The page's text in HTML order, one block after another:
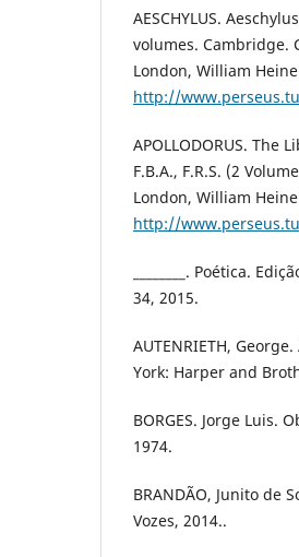
AESCHYLUS.
volumes. Cambridge.
London, William
http://
APOLLODORUS. The
F.B.A., F.R.S. (2
London, William
http://
________. Poética.
34, 2015.
AUTENRIETH,
York: Harper and
BORGES. Jorge Luis.
1974.
BRANDÃO, Junito de
Vozes, 2014..